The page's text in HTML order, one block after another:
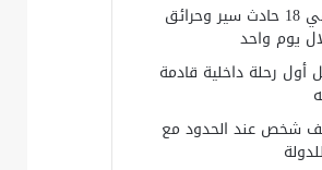
3 وفيات و21 مصابا في 18 حادث سير وحرائق
يوم واحد
أول رحلة داخلية قادمة
شخص عند الحدود مع